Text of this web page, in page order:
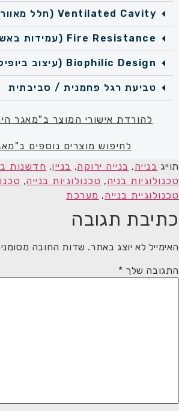
Ventilated Cavity (חלל מאוורר בין שכבות)
Fire Resistance (עמידות באש)
Biophilic Design (עיצוב ביופילי)
טביעת רגל פחמנית / סביבתית
להורדת אישורי המוצר ב"מאגר
לחיפוש מוצרים נוספים
תוייג בנייה, בנייה ירוקה, בניין, חדשנות
טכנולוגיות בניה, טכנולוגיות בנייה,
טכנולוגיית בנייה, מערכת
כתיבת תגובה
האימייל לא יוצג באתר. שדות החובה
התגובה שלך *